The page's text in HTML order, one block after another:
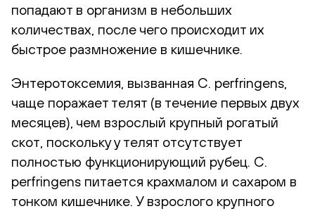
попадают в организм в небольших
количествах, после чего происходит их
быстрое размножение в кишечнике.
Энтеротоксемия, вызванная C. perfringens,
чаще поражает телят (в течение первых двух
месяцев), чем взрослый крупный рогатый
скот, поскольку у телят отсутствует
полностью функционирующий рубец. C.
perfringens питается крахмалом и сахаром в
тонком кишечнике. У взрослого крупного